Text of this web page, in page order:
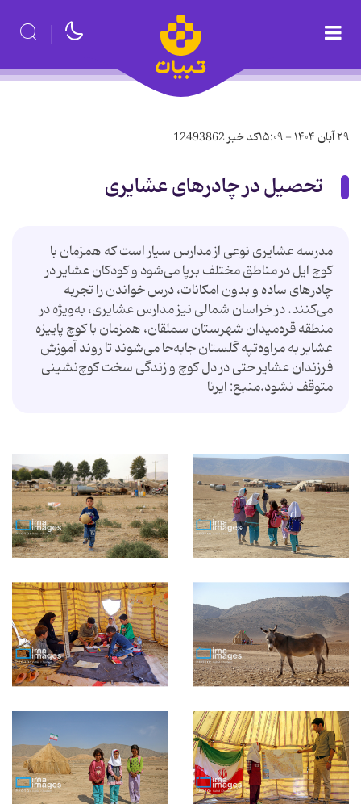
۲۹ آبان ۱۴۰۴ - ۱۵:۰۹ کد خبر 12493862
تحصیل در چادرهای عشایری
مدرسه عشایری نوعی از مدارس سیار است که همزمان با
کوچ ایل در مناطق مختلف برپا می‌شود و کودکان عشایر در
چادرهای ساده و بدون امکانات، درس خواندن را تجربه
می‌کنند. در خراسان شمالی نیز مدارس عشایری، به‌ویژه در
منطقه قره‌میدان شهرستان سملقان، همزمان با کوچ پاییزه
عشایر به مراوه‌تپه گلستان جابه‌جا می‌شوند تا روند آموزش
فرزندان عشایر حتی در دل کوچ و زندگی سخت کوچ‌نشینی
متوقف نشود.منبع: ایرنا